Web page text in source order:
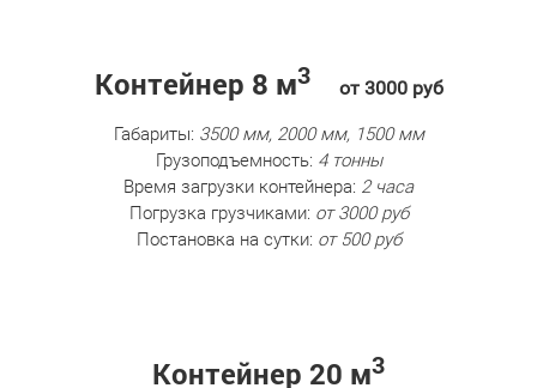
Контейнер 8 м3 от 3000 руб
Габариты: 3500 мм, 2000 мм, 1500 мм
Грузоподъемность: 4 тонны
Время загрузки контейнера: 2 часа
Погрузка грузчиками: от 3000 руб
Постановка на сутки: от 500 руб
Контейнер 20 м3